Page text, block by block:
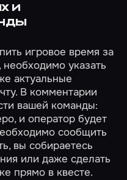
и
игровое время за
необходимо указать
актуальные
В комментарии
вашей команды:
и оператор будет
сообщить
вы собираетесь
или даже сделать
прямо в квесте.